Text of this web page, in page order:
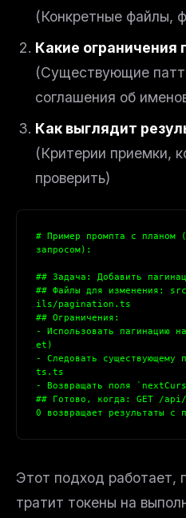
(Конкретные файлы,
Какие ограничения
(Существующие
соглашения об
Как выглядит
(Критерии приемки,
проверить)
# Пример промпта с планом
запросом):
## Задача: Добавить
## Файлы для изменения:
ils/pagination.ts
## Ограничения:
- Использовать пагинацию
et)
- Следовать
ts.ts
- Возвращать поля
## Готово, когда: GET /
0 возвращает результаты с
Этот подход работает,
тратит токены на